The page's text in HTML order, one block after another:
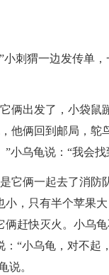
猬一边发传单，
出发了，小袋鼠
他俩回到邮局，鸵
小乌龟说：“我会找
俩一起去了消防
，只有半个苹果
赶快灭火。小乌
“小乌龟，对不起
说。